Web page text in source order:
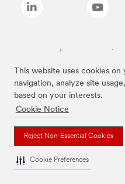
This website uses cookies
navigation, analyze site
based on your interests.
Cookie Notice
Reject Non-Essential Cookies
Cookie Preferences
Las marcas